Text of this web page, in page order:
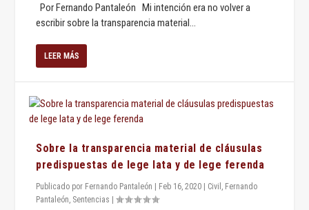
Por Fernando Pantaleón Mi intención era no volver a
escribir sobre la transparencia material...
LEER MÁS
Sobre la transparencia material de cláusulas
predispuestas de lege lata y de lege ferenda
Publicado por Fernando Pantaleón Feb 16, 2020 Civil , Fernando
Pantaleón, Sentencias |